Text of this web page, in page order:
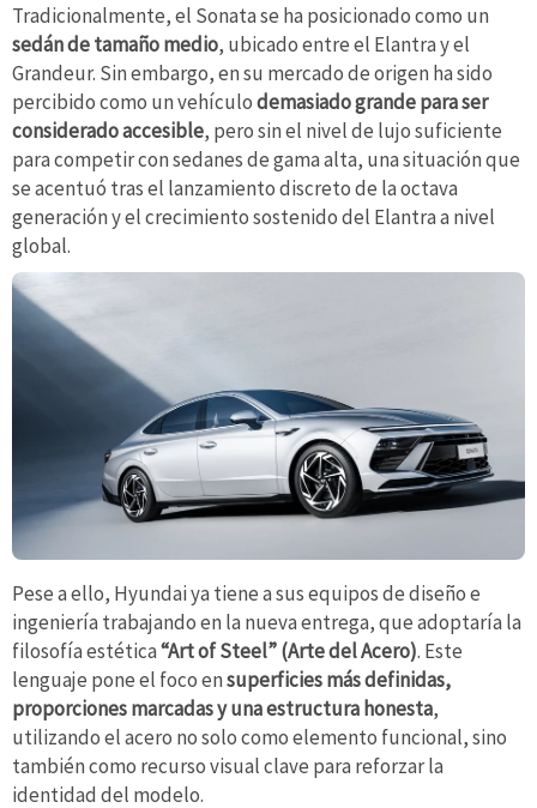
Tradicionalmente, el Sonata se ha posicionado como un
sedán de tamaño medio, ubicado entre el Elantra y el
Grandeur. Sin embargo, en su mercado de origen ha sido
percibido como un vehículodemasiado grande para ser
considerado accesible, pero sin el nivel de lujo suficiente
para competir con sedanes de gama alta, una situación que
se acentuó tras el lanzamiento discreto de la octava
generación y el crecimiento sostenido del Elantra a nivel
global.
Pese a ello, Hyundai ya tiene a sus equipos de diseño e
ingeniería trabajando en la nueva entrega, que adoptaría la
filosofía estética“Art of Steel” (Arte del Acero). Este
lenguaje pone el foco ensuperficies más definidas,
proporciones marcadas y una estructura honesta,
utilizando el acero no solo como elemento funcional, sino
también como recurso visual clave para reforzar la
identidad del modelo.